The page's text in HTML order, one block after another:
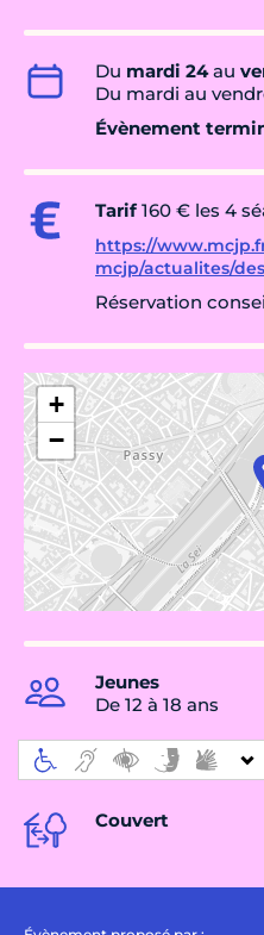
Du mardi 24au
Du mardi au
Évènement
Tarif160 € les 4
https://
mcjp/actualites/
Réservation
+
−
Jeunes
De 12 à 18 ans
Couvert